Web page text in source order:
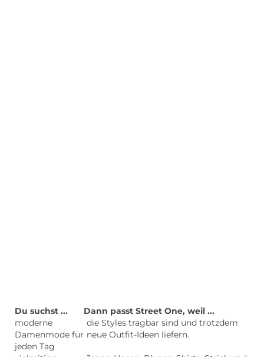
Du suchst ...
Dann passt Street One, weil ...
moderne
Damenmode für
jeden Tag
die Styles tragbar sind und trotzdem
neue Outfit-Ideen liefern.